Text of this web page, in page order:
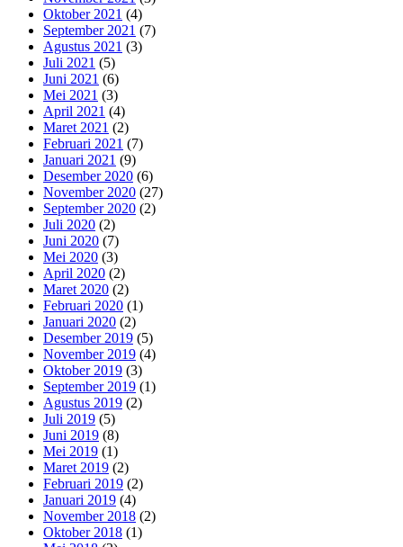
Oktober 2021 (4)
September 2021 (7)
Agustus 2021 (3)
Juli 2021 (5)
Juni 2021 (6)
Mei 2021 (3)
April 2021 (4)
Maret 2021 (2)
Februari 2021 (7)
Januari 2021 (9)
Desember 2020 (6)
November 2020 (27)
September 2020 (2)
Juli 2020 (2)
Juni 2020 (7)
Mei 2020 (3)
April 2020 (2)
Maret 2020 (2)
Februari 2020 (1)
Januari 2020 (2)
Desember 2019 (5)
November 2019 (4)
Oktober 2019 (3)
September 2019 (1)
Agustus 2019 (2)
Juli 2019 (5)
Juni 2019 (8)
Mei 2019 (1)
Maret 2019 (2)
Februari 2019 (2)
Januari 2019 (4)
November 2018 (2)
Oktober 2018 (1)